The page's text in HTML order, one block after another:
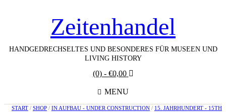
Zeitenhandel
HANDGEDRECHSELTES UND BESONDERES FÜR MUSEEN UND
LIVING HISTORY
(0)- €0,00
MENU
START / SHOP / IN AUFBAU - UNDER CONSTRUCTION / 15. JAHRHUNDERT - 15TH